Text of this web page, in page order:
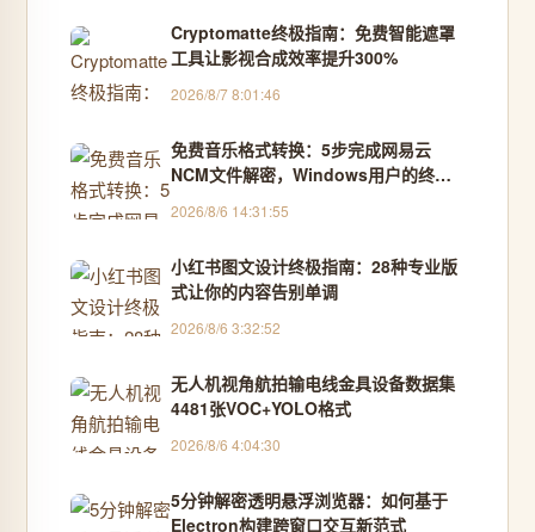
Cryptomatte终极指南：免费智能遮罩
工具让影视合成效率提升300%
2026/8/7 8:01:46
免费音乐格式转换：5步完成网易云
NCM文件解密，Windows用户的终极
2026/8/6 14:31:55
小红书图文设计终极指南：28种专业版
式让你的内容告别单调
2026/8/6 3:32:52
无人机视角航拍输电线金具设备数据集
4481张VOC+YOLO格式
2026/8/6 4:04:30
5分钟解密透明悬浮浏览器：如何基于
Electron构建跨窗口交互新范式